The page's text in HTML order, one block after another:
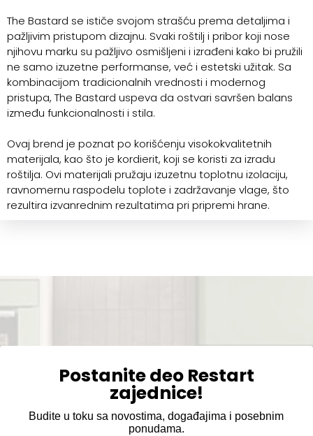
The Bastard se ističe svojom strašću prema detaljima i
pažljivim pristupom dizajnu. Svaki roštilj i pribor koji nose
njihovu marku su pažljivo osmišljeni i izrađeni kako bi pružili
ne samo izuzetne performanse, već i estetski užitak. Sa
kombinacijom tradicionalnih vrednosti i modernog
pristupa, The Bastard uspeva da ostvari savršen balans
između funkcionalnosti i stila.
Ovaj brend je poznat po korišćenju visokokvalitetnih
materijala, kao što je kordierit, koji se koristi za izradu
roštilja. Ovi materijali pružaju izuzetnu toplotnu izolaciju,
ravnomernu raspodelu toplote i zadržavanje vlage, što
rezultira izvanrednim rezultatima pri pripremi hrane.
Postanite deo Restart
zajednice!
Budite u toku sa novostima, događajima i posebnim
ponudama.